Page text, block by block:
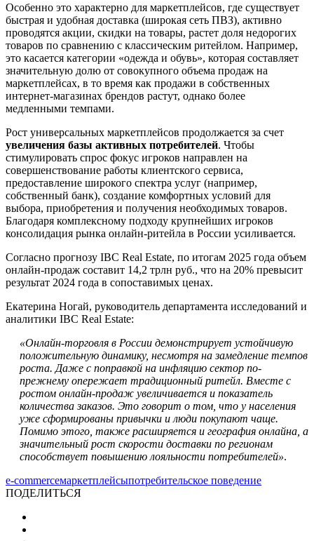
Особенно это характерно для маркетплейсов, где существует
быстрая и удобная доставка (широкая сеть ПВЗ), активно
проводятся акции, скидки на товары, растет доля недорогих
товаров по сравнению с классическим ритейлом. Например,
это касается категории «одежда и обувь», которая составляет
значительную долю от совокупного объема продаж на
маркетплейсах, в то время как продажи в собственных
интернет-магазинах брендов растут, однако более
медленными темпами.
Рост универсальных маркетплейсов продолжается за счет
увеличения базы активных потребителей. Чтобы
стимулировать спрос фокус игроков направлен на
совершенствование работы клиентского сервиса,
предоставление широкого спектра услуг (например,
собственный банк), создание комфортных условий для
выбора, приобретения и получения необходимых товаров.
Благодаря комплексному подходу крупнейших игроков
консолидация рынка онлайн-ритейла в России усиливается.
Согласно прогнозу IBC Real Estate, по итогам 2025 года объем
онлайн-продаж составит 14,2 трлн руб., что на 20% превысит
результат 2024 года в сопоставимых ценах.
Екатерина Ногай, руководитель департамента исследований и
аналитики IBC Real Estate:
«Онлайн-торговля в России демонстрирует устойчивую
положительную динамику, несмотря на замедление темпов
роста. Даже с поправкой на инфляцию сектор по-
прежнему опережает традиционный ритейл. Вместе с
ростом онлайн-продаж увеличивается и показатель
количества заказов. Это говорит о том, что у населения
уже сформированы привычки и люди покупают чаще.
Помимо этого, также расширяется и география онлайна, а
значительный рост скорости доставки по регионам
способствует повышению лояльности потребителей».
e-commerceмаркетплейсыпотребительское поведение
ПОДЕЛИТЬСЯ